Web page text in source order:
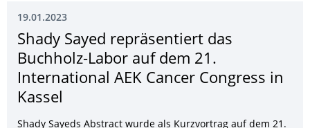
19.01.2023
Shady Sayed repräsentiert das
Buchholz-Labor auf dem 21.
International AEK Cancer Congress in
Kassel
Shady Sayeds Abstract wurde als Kurzvortrag auf dem 21.